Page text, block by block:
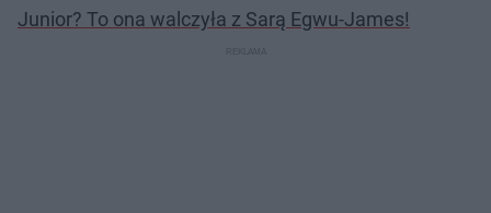
Junior? To ona walczyła z Sarą Egwu-James!